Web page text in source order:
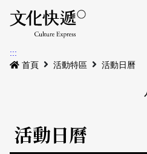
最新公告
本期專題
活動特區
:::
首頁
活動特區 活動日曆
活動日曆